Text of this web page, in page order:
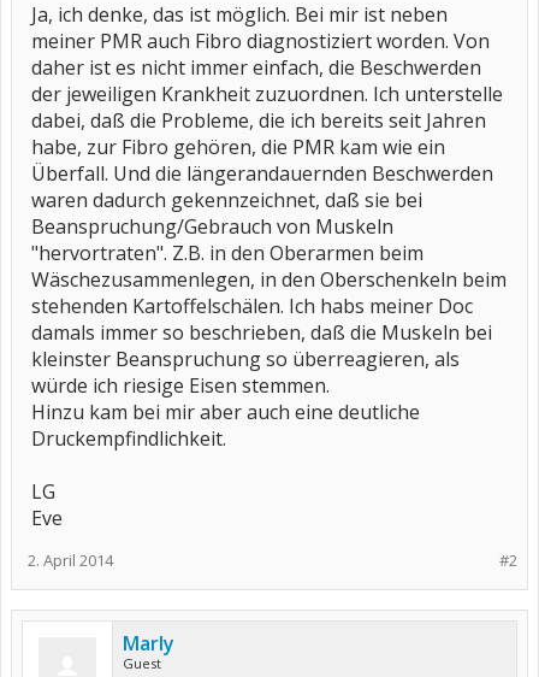
Ja, ich denke, das ist möglich. Bei mir ist neben
meiner PMR auch Fibro diagnostiziert worden. Von
daher ist es nicht immer einfach, die Beschwerden
der jeweiligen Krankheit zuzuordnen. Ich unterstelle
dabei, daß die Probleme, die ich bereits seit Jahren
habe, zur Fibro gehören, die PMR kam wie ein
Überfall. Und die längerandauernden Beschwerden
waren dadurch gekennzeichnet, daß sie bei
Beanspruchung/Gebrauch von Muskeln
"hervortraten". Z.B. in den Oberarmen beim
Wäschezusammenlegen, in den Oberschenkeln beim
stehenden Kartoffelschälen. Ich habs meiner Doc
damals immer so beschrieben, daß die Muskeln bei
kleinster Beanspruchung so überreagieren, als
würde ich riesige Eisen stemmen.
Hinzu kam bei mir aber auch eine deutliche
Druckempfindlichkeit.
LG
Eve
#2
2. April 2014
Marly
Guest